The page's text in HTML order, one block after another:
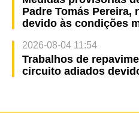
Padre Tomás Pereira,
devido às condições
2026-08-04 11:54
Trabalhos de
circuito adiados